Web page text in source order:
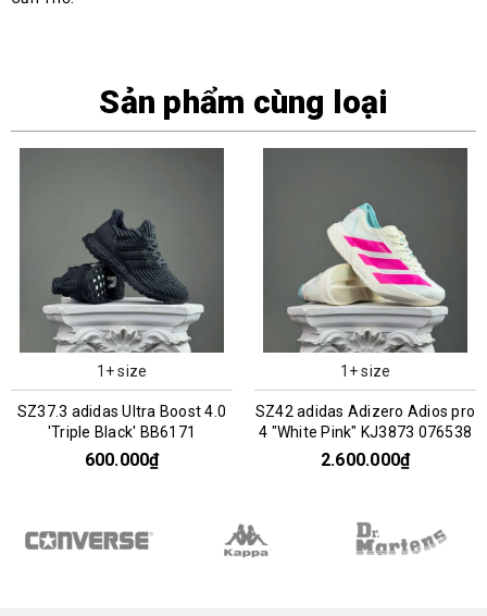
Sản phẩm cùng loại
1+ size
SZ37.3 adidas Ultra Boost 4.0
'Triple Black' BB6171
600.000₫
1+ size
SZ42 adidas Adizero Adios pro
4 "White Pink" KJ3873 076538
2.600.000₫